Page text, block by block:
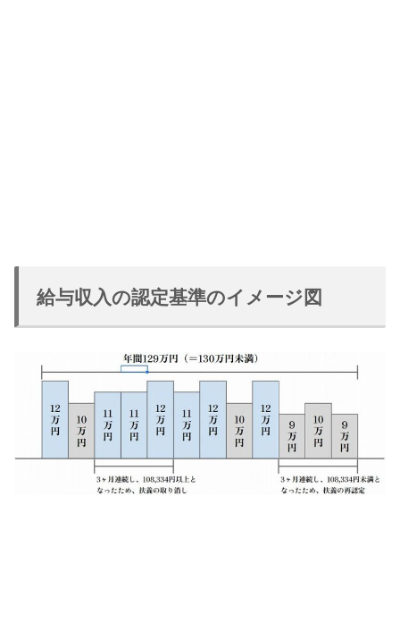
給与収入の認定基準のイメージ図